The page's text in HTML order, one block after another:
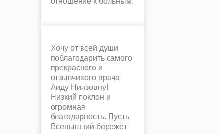
Хочу от всей души
поблагодарить самого
прекрасного и
отзывчивого врача
Аиду Ниязовну!
Низкий поклон и
огромная
благодарность. Пусть
Всевышний бережёт